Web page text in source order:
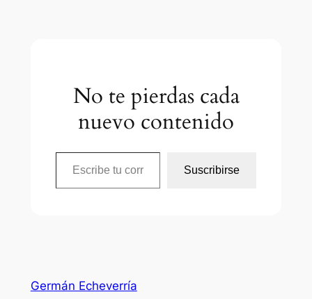
No te pierdas cada
nuevo contenido
Escribe tu correo electrónico…
Suscribirse
Germán Echeverría